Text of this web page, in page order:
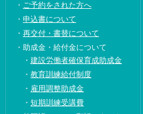
ご予約をされた方へ
申込書について
再交付・書替について
助成金・給付金について
建設労働者確保育成助成金
教育訓練給付制度
雇用調整助成金
短期訓練受講費